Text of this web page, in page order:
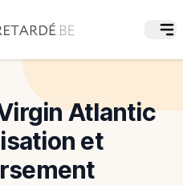
Atlantic
et